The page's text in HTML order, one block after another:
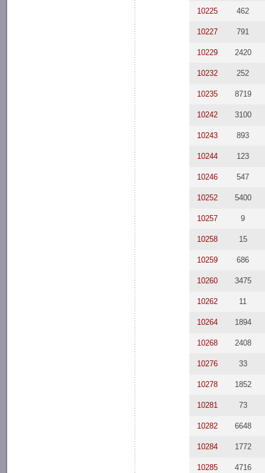
10225 462
10227 791
10229 2420
10232 252
10235 8719
10242 3100
10243 893
10244 123
10246 547
10252 5400
10257 9
10258 15
10259 686
10260 3475
10262 11
10264 1894
10268 2408
10276 33
10278 1852
10281 73
10282 6648
10284 1772
10285 4716